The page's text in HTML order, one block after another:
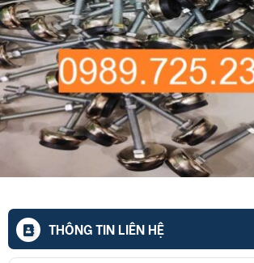
THÔNG TIN LIÊN HỆ